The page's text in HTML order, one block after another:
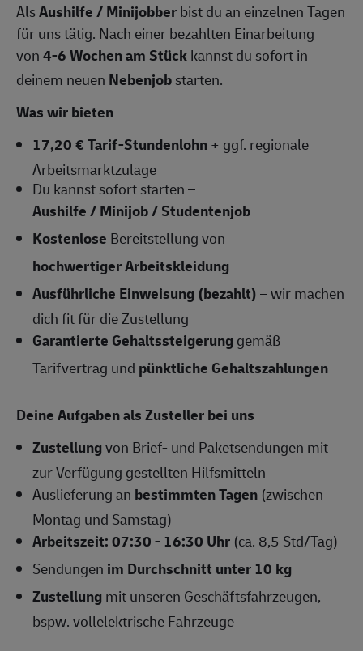
AlsAushilfe / Minijobberbist du an einzelnen Tagen
für uns tätig. Nach einer bezahlten Einarbeitung
von4-6 Wochen am Stückkannst du sofort in
deinem neuen Nebenjobstarten.
Was wir bieten
17,20 € Tarif-Stundenlohn+ ggf. regionale
Arbeitsmarktzulage
Du kannst sofort starten –
Aushilfe / Minijob / Studentenjob
Kostenlose Bereitstellung von
hochwertiger Arbeitskleidung
Ausführliche Einweisung (bezahlt)– wir machen
dich fit für die Zustellung
Garantierte Gehaltssteigerunggemäß
Tarifvertrag und pünktliche Gehaltszahlungen
Deine Aufgaben als Zusteller bei uns
Zustellungvon Brief- und Paketsendungen mit
zur Verfügung gestellten Hilfsmitteln
Auslieferung an bestimmten Tagen (zwischen
Montag und Samstag)
Arbeitszeit: 07:30 - 16:30 Uhr (ca. 8,5 Std/Tag)
Sendungen im Durchschnitt unter 10 kg
Zustellungmit unseren Geschäftsfahrzeugen,
bspw. vollelektrische Fahrzeuge